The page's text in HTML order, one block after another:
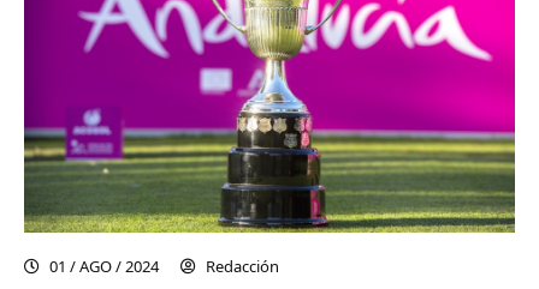
01 / AGO / 2024 Redacción